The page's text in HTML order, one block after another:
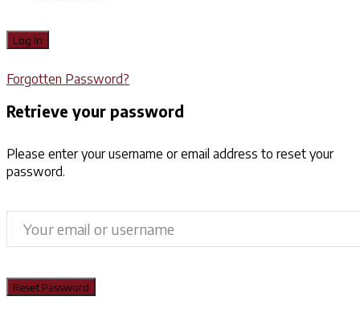
Forgotten Password?
Retrieve your password
Please enter your username or email address to reset your
password.